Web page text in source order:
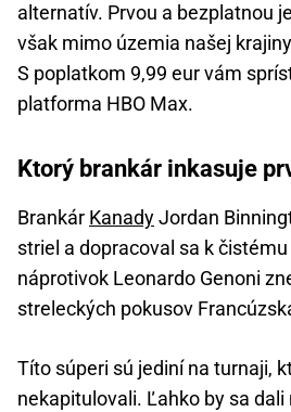
alternatív. Prvou a bezplatnou
však mimo územia našej
S poplatkom 9,99 eur vám
platforma HBO Max.
Ktorý brankár inkasuje
Brankár KanadyJordan
striel a dopracoval sa k
náprotivok Leonardo Genoni
streleckých pokusov
Títo súperi sú jediní na turnaji,
nekapitulovali. Ľahko by sa